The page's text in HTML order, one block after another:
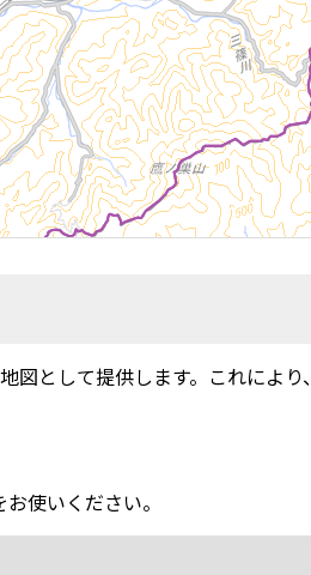
図として提供します。これによ
使いください。